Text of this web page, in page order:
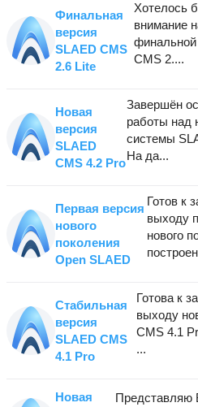
Финальная
версия
SLAED CMS
2.6 Lite
Хотелось
внимание
финальной
CMS 2....
Новая
версия
SLAED
CMS 4.2 Pro
Завершён
работы над
системы
На да...
Первая версия
нового
поколения
Open SLAED
Готов к
выходу
нового
Стабильная
версия
SLAED CMS
4.1 Pro
Готова к
выходу
CMS 4.1
...
Новая
Представляю